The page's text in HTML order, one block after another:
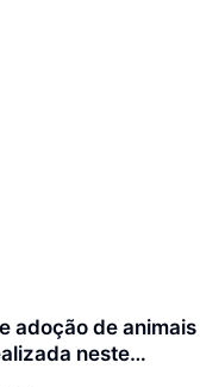
adoção de animais
neste